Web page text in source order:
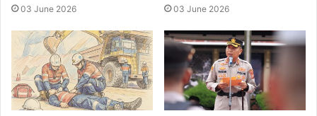
03 June 2026 03 June 2026